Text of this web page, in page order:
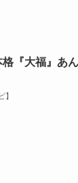
『大福』あ
】